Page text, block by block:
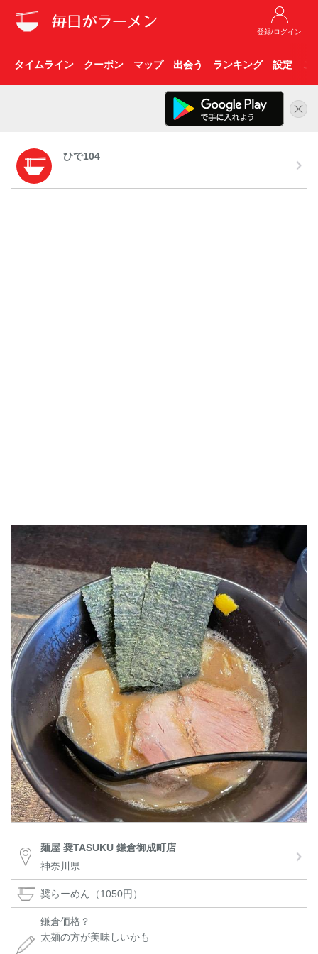
登録/ログイン
タイムライン クーポン マップ 出会う ランキング 設定 こ
ひで104
麺屋 奨TASUKU 鎌倉御成町店
神奈川県
奨らーめん（1050円）
鎌倉価格？
太麺の方が美味しいかも